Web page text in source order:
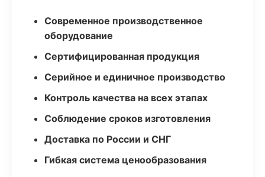
Современное производственное
оборудование
Сертифицированная продукция
Серийное и единичное производство
Контроль качества на всех этапах
Соблюдение сроков изготовления
Доставка по России и СНГ
Гибкая система ценообразования